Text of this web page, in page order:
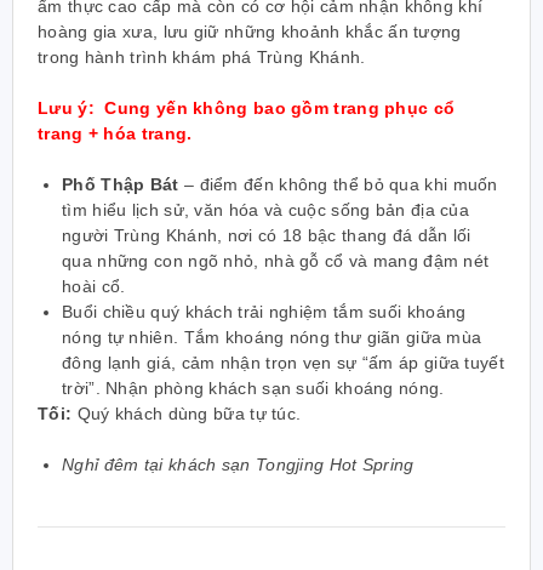
ẩm thực cao cấp mà còn có cơ hội cảm nhận không khí
hoàng gia xưa, lưu giữ những khoảnh khắc ấn tượng
trong hành trình khám phá Trùng Khánh.
Lưu ý: Cung yến không bao gồm trang phục cổ
trang + hóa trang.
Phố Thập Bát – điểm đến không thể bỏ qua khi muốn
tìm hiểu lịch sử, văn hóa và cuộc sống bản địa của
người Trùng Khánh, nơi có 18 bậc thang đá dẫn lối
qua những con ngõ nhỏ, nhà gỗ cổ và mang đậm nét
hoài cổ.
Buổi chiều quý khách trải nghiệm tắm suối khoáng
nóng tự nhiên. Tắm khoáng nóng thư giãn giữa mùa
đông lạnh giá, cảm nhận trọn vẹn sự “ấm áp giữa tuyết
trời”. Nhận phòng khách sạn suối khoáng nóng.
Tối: Quý khách dùng bữa tự túc.
Nghỉ đêm tại khách sạn Tongjing Hot Spring